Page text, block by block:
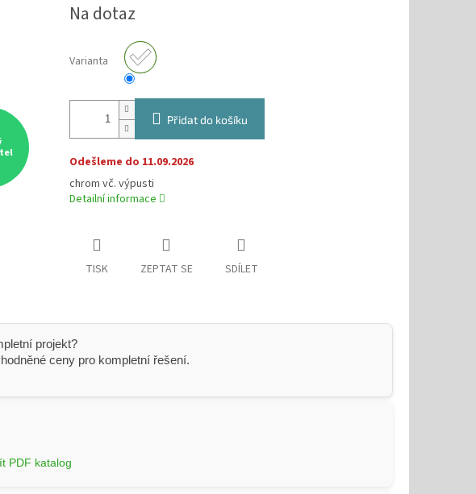
cena:
Na dotaz
Varianta
Přidat do košíku
Odešleme do 11.09.2026
chrom vč. výpusti
Detailní informace
TISK ZEPTAT SE SDÍLET
projekt?
ceny pro kompletní řešení.
PDF katalog